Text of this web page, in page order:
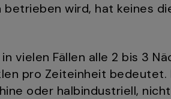
wird, hat keines
vielen Fällen alle 2 bis 3
pro Zeiteinheit bedeutet.
oder halbindustriell,